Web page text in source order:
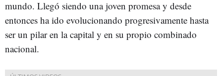
mundo. Llegó siendo una joven promesa y desde
entonces ha ido evolucionando progresivamente hasta
ser un pilar en la capital y en su propio combinado
nacional.